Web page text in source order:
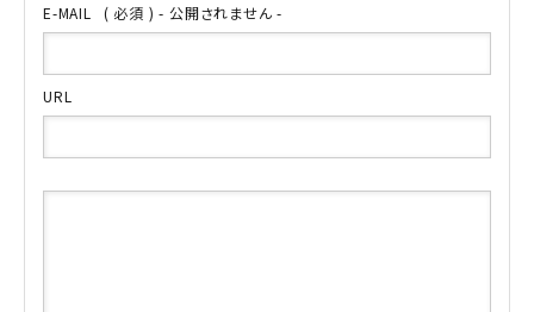
E-MAIL ( 必須 ) - 公開されません -
URL